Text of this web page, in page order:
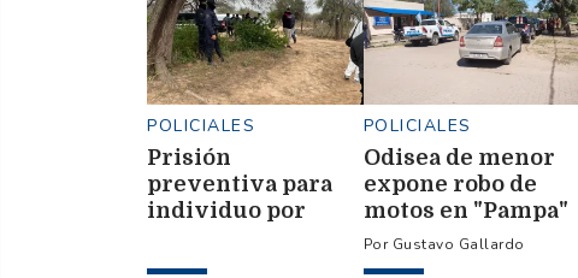
POLICIALES
Prisión
preventiva para
individuo por
cuñada en ruta 6
POLICIALES
Odisea de menor
expone robo de
motos en "Pampa"
e investigan
posible fugaz
Gustavo Gallardo